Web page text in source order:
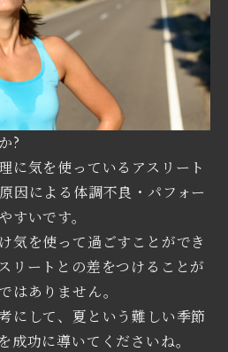
?
に気を使っているアスリート
因による体調不良・パフォー
すいです。
気を使って過ごすことができ
リートとの差をつけることが
はありません。
にして、夏という難しい季節
成功に導いてくださいね。